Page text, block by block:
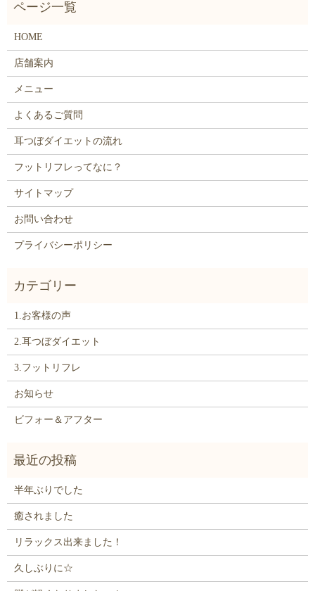
HOME
店舗案内
メニュー
よくあるご質問
耳つぼダイエットの流れ
フットリフレってなに？
サイトマップ
お問い合わせ
プライバシーポリシー
1.お客様の声
2.耳つぼダイエット
3.フットリフレ
お知らせ
ビフォー＆アフター
半年ぶりでした
癒されました
リラックス出来ました！
久しぶりに☆